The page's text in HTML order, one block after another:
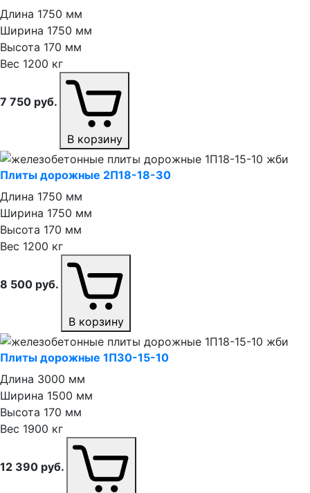
Длина 1750 мм
Ширина 1750 мм
Высота 170 мм
Вес 1200 кг
7 750 руб.
В корзину
Плиты дорожные 2П18⁠-⁠18⁠-⁠30
Длина 1750 мм
Ширина 1750 мм
Высота 170 мм
Вес 1200 кг
8 500 руб.
В корзину
Плиты дорожные 1П30⁠-⁠15⁠-⁠10
Длина 3000 мм
Ширина 1500 мм
Высота 170 мм
Вес 1900 кг
12 390 руб.